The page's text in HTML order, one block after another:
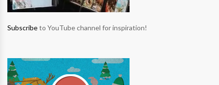
Subscribeto YouTube channel for inspiration!